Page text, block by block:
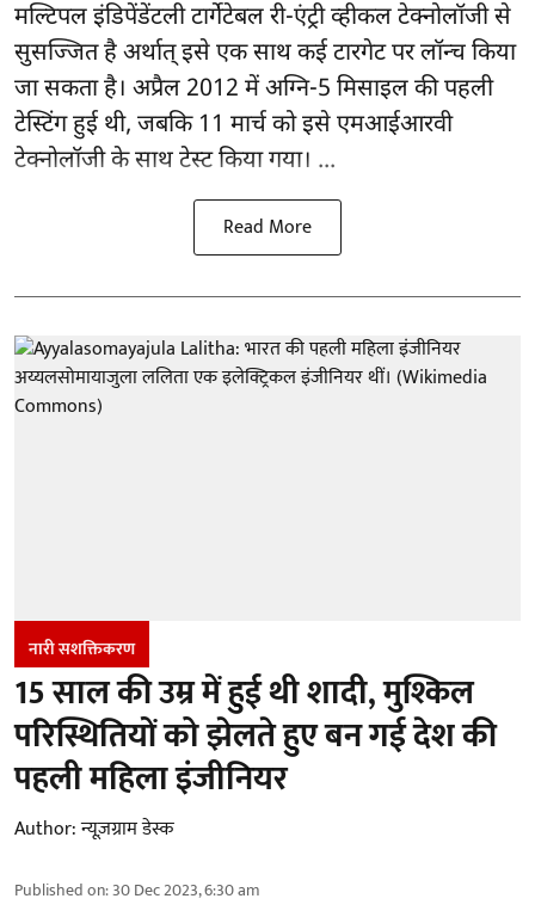
मल्टिपल इंडिपेंडेंटली टार्गेटेबल री-एंट्री व्हीकल टेक्नोलॉजी से
सुसज्जित है अर्थात् इसे एक साथ कई टारगेट पर लॉन्च किया
जा सकता है। अप्रैल 2012 में अग्नि-5 मिसाइल की पहली
टेस्टिंग हुई थी, जबकि 11 मार्च को इसे एमआईआरवी
टेक्नोलॉजी के साथ टेस्ट किया गया। ...
Read More
नारी सशक्तिकरण
15 साल की उम्र में हुई थी शादी, मुश्किल
परिस्थितियों को झेलते हुए बन गई देश की
पहली महिला इंजीनियर
Author:न्यूज़ग्राम डेस्क
Published on:30 Dec 2023, 6:30 am